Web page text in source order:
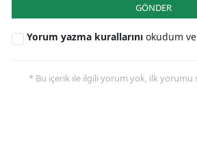
GÖNDER
Yorum yazma kurallarını okudum
* Bu içerik ile ilgili yorum yok, ilk yorumu